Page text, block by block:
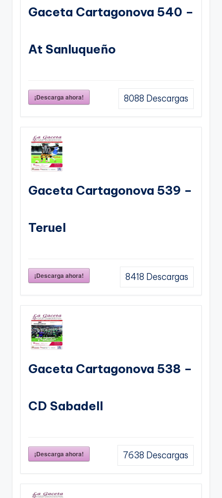
Gaceta Cartagonova 540 –
At Sanluqueño
¡Descarga ahora! 8088 Descargas
Gaceta Cartagonova 539 –
Teruel
¡Descarga ahora! 8418 Descargas
Gaceta Cartagonova 538 –
CD Sabadell
¡Descarga ahora! 7638 Descargas